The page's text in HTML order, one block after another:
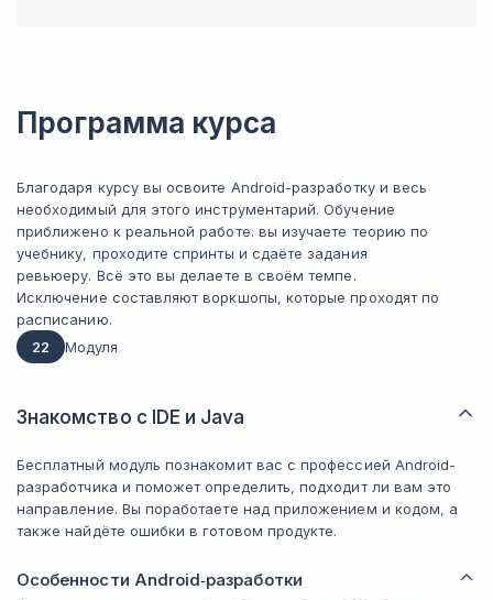
Программа курса
Благодаря курсу вы освоите Android-разработку и весь
необходимый для этого инструментарий. Обучение
приближено к реальной работе: вы изучаете теорию по
учебнику, проходите спринты и сдаёте задания
ревьюеру. Всё это вы делаете в своём темпе.
Исключение составляют воркшопы, которые проходят по
расписанию.
22
Модуля
Знакомство с IDE и Java
Бесплатный модуль познакомит вас с профессией Android-
разработчика и поможет определить, подходит ли вам это
направление. Вы поработаете над приложением и кодом, а
также найдёте ошибки в готовом продукте.
Особенности Android‑разработки